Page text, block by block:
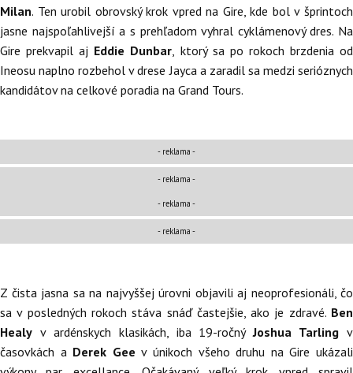
Milan. Ten urobil obrovský krok vpred na Gire, kde bol v šprintoch
jasne najspoľahlivejší a s prehľadom vyhral cyklámenový dres. Na
Gire prekvapil aj Eddie Dunbar , ktorý sa po rokoch brzdenia od
Ineosu naplno rozbehol v drese Jayca a zaradil sa medzi serióznych
kandidátov na celkové poradia na Grand Tours.
- reklama -
- reklama -
- reklama -
- reklama -
Z čista jasna sa na najvyššej úrovni objavili aj neoprofesionáli, čo
sa v posledných rokoch stáva snáď častejšie, ako je zdravé. Ben
Healy v ardénskych klasikách, iba 19-ročnýJoshua Tarling v
časovkách a Derek Gee v únikoch všeho druhu na Gire ukázali